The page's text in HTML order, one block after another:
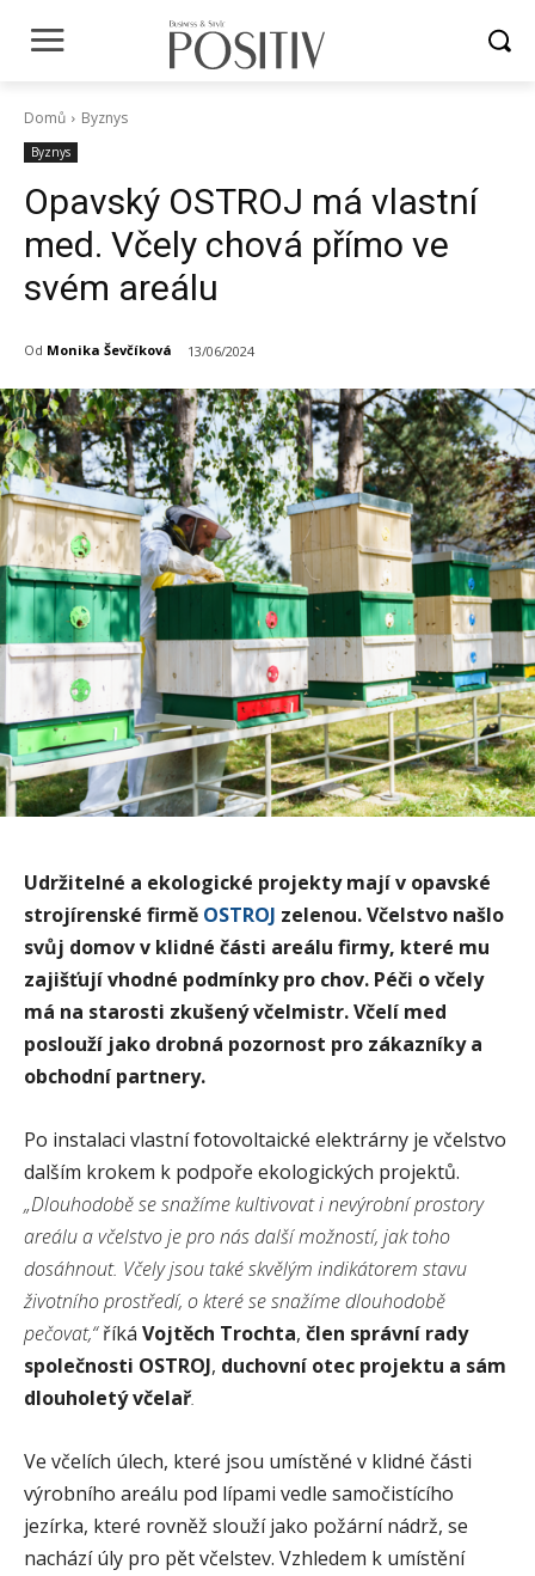
Domů Byznys
Byznys
Opavský OSTROJ má vlastní
med. Včely chová přímo ve
svém areálu
Od Monika Ševčíková 13/06/2024
Udržitelné a ekologické projekty mají v opavské
strojírenské firmě OSTROJ zelenou. Včelstvo našlo
svůj domov v klidné části areálu firmy, které mu
zajišťují vhodné podmínky pro chov. Péči o včely
má na starosti zkušený včelmistr. Včelí med
poslouží jako drobná pozornost pro zákazníky a
obchodní partnery.
Po instalaci vlastní fotovoltaické elektrárny je včelstvo
dalším krokem k podpoře ekologických projektů.
„Dlouhodobě se snažíme kultivovat i nevýrobní prostory
areálu a včelstvo je pro nás další možností, jak toho
dosáhnout. Včely jsou také skvělým indikátorem stavu
životního prostředí, o které se snažíme dlouhodobě
pečovat,“říká Vojtěch Trochta, člen správní rady
společnosti OSTROJ, duchovní otec projektu a sám
dlouholetý včelař.
Ve včelích úlech, které jsou umístěné v klidné části
výrobního areálu pod lípami vedle samočistícího
jezírka, které rovněž slouží jako požární nádrž, se
nachází úly pro pět včelstev. Vzhledem k umístění